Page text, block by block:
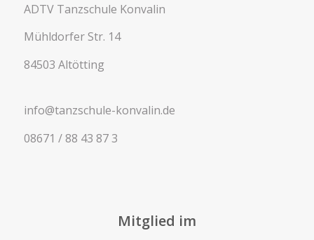
ADTV Tanzschule Konvalin
Mühldorfer Str. 14
84503 Altötting
info@tanzschule-konvalin.de
08671 / 88 43 87 3
Mitglied im